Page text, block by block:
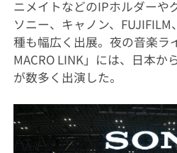
ニメイトなどのIPホルダーや
ソニー、キャノン、
種も幅広く出展。夜の音楽
MACRO LINK」には、日本か
が数多く出演した。